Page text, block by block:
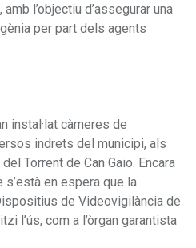
l’objectiu d’assegurar una
per part dels agents
instal·lat càmeres de
indrets del municipi, als
Torrent de Can Gaio. Encara
en espera que la
de Videovigilància de
l’ús, com a l’òrgan garantista